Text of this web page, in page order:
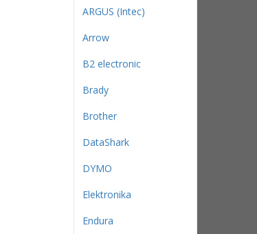
ARGUS (Intec)
Arrow
B2 electronic
Brady
Brother
DataShark
DYMO
Elektronika
Endura